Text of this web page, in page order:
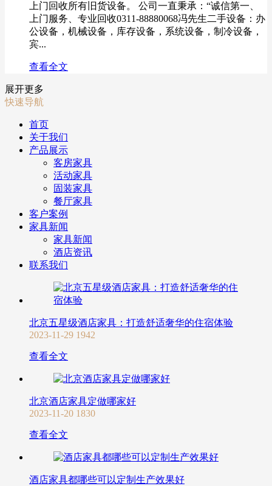
上门回收所有旧货设备。 公司一直秉承：“诚信第一、
上门服务、专业回收0311-88880068冯先生二手设备：办
公设备，机械设备，库存设备，系统设备，制冷设备，
宾...
查看全文
展开更多
快速导航
首页
关于我们
产品展示
客房家具
活动家具
固装家具
餐厅家具
客户案例
家具新闻
家具新闻
酒店资讯
联系我们
北京五星级酒店家具：打造舒适奢华的住宿体验
2023-11-29 1942
查看全文
北京酒店家具定做哪家好
2023-11-20 1830
查看全文
酒店家具都哪些可以定制生产效果好